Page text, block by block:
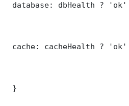
database: dbHealth ?
cache: cacheHealth ?
}